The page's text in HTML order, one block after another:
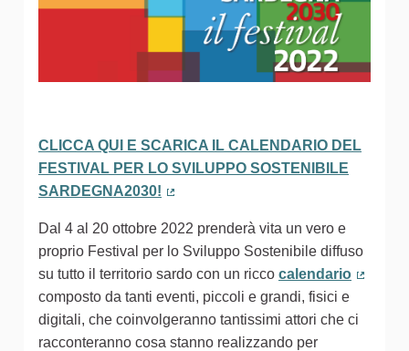
CLICCA QUI E SCARICA IL CALENDARIO DEL
FESTIVAL PER LO SVILUPPO SOSTENIBILE
SARDEGNA2030!
Dal 4 al 20 ottobre 2022 prenderà vita un vero e
proprio Festival per lo Sviluppo Sostenibile diffuso
su tutto il territorio sardo con un ricco calendario
composto da tanti eventi, piccoli e grandi, fisici e
digitali, che coinvolgeranno tantissimi attori che ci
racconteranno cosa stanno realizzando per